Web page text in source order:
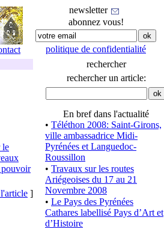
newsletter
abonnez vous!
politique de confidentialité
le
pouvoir
]
rechercher
rechercher un article:
En bref dans l'actualité
• Téléthon 2008: Saint-Girons,
ville ambassadrice Midi-
Pyrénées et Languedoc-
Roussillon
• Travaux sur les routes
Ariégeoises du 17 au 21
Novembre 2008
• Le Pays des Pyrénées
Cathares labellisé Pays d’Art et
d’Histoire